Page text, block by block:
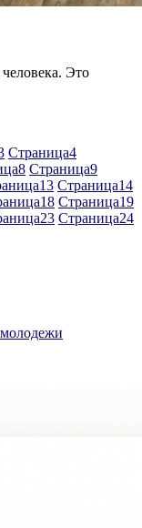
Это
Страница4
8 Страница9
13 Страница14
18 Страница19
23 Страница24